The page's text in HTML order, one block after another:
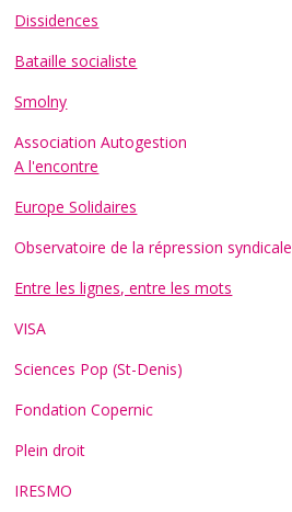
Dissidences
Bataille socialiste
Smolny
Association Autogestion
A l'encontre
Europe Solidaires
Observatoire de la répression syndicale
Entre les lignes, entre les mots
VISA
Sciences Pop (St-Denis)
Fondation Copernic
Plein droit
IRESMO